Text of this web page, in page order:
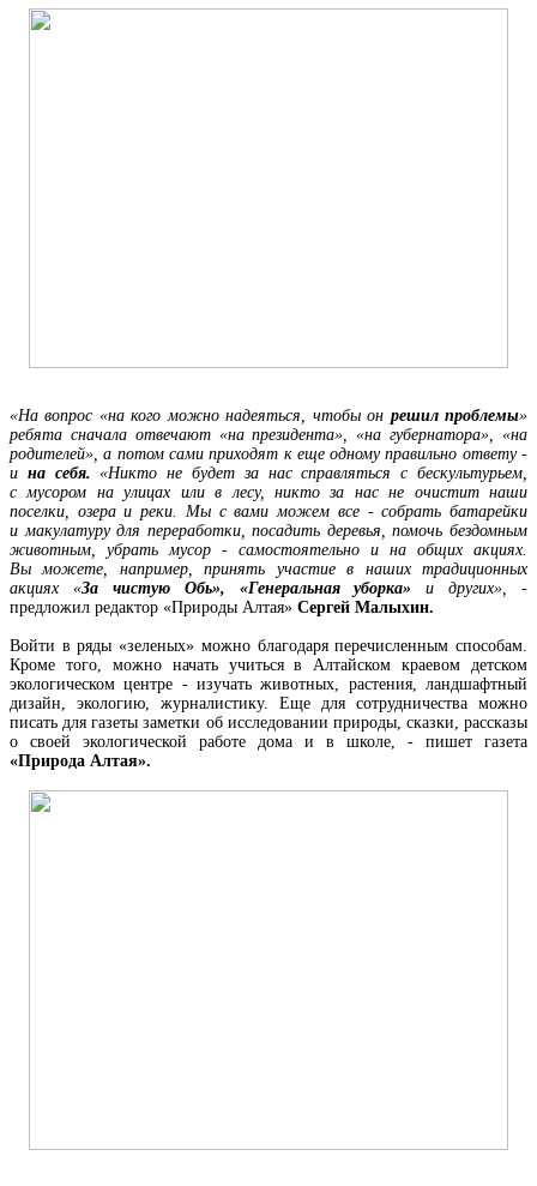
«На вопрос «на кого можно надеяться, чтобы он решил проблемы»
ребята сначала отвечают «на президента», «на губернатора», «на
родителей», а потом сами приходят к еще одному правильно ответу -
и на себя. «Никто не будет за нас справляться с бескультурьем,
с мусором на улицах или в лесу, никто за нас не очистит наши
поселки, озера и реки. Мы с вами можем все - собрать батарейки
и макулатуру для переработки, посадить деревья, помочь бездомным
животным, убрать мусор - самостоятельно и на общих акциях.
Вы можете, например, принять участие в наших традиционных
акциях «За чистую Обь», «Генеральная уборка» и других», -
предложил редактор «Природы Алтая» Сергей Малыхин.
Войти в ряды «зеленых» можно благодаря перечисленным способам.
Кроме того, можно начать учиться в Алтайском краевом детском
экологическом центре - изучать животных, растения, ландшафтный
дизайн, экологию, журналистику. Еще для сотрудничества можно
писать для газеты заметки об исследовании природы, сказки, рассказы
о своей экологической работе дома и в школе, - пишет газета
«Природа Алтая».